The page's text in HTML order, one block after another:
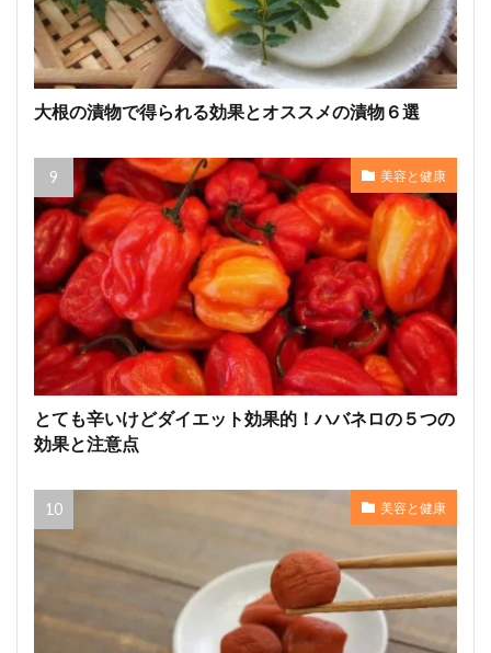
大根の漬物で得られる効果とオススメの漬物６選
美容と健康
とても辛いけどダイエット効果的！ハバネロの５つの
効果と注意点
美容と健康